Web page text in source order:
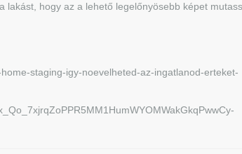
hogy az a lehető legelőnyösebb képet
staging-igy-noevelheted-az-ingatlanod-erteket-